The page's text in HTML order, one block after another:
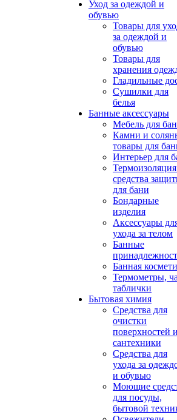
Уход за одеждой и
обувью
Товары для
за одеждой и
обувью
Товары для
хранения
Гладильные
Сушилки для
белья
Банные аксессуары
Мебель для
Камни и
товары для
Интерьер для
средства
для бани
Бондарные
изделия
Аксеcсуары
ухода за телом
Банные
Банная
Термометры,
таблички
Бытовая химия
Средства для
очистки
поверхностей
сантехники
Средства для
ухода за
и обувью
Моющие
для посуды,
бытовой